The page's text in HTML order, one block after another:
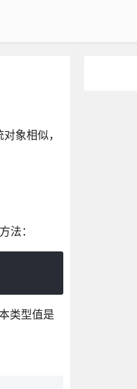
象相似，
法：
类型值是